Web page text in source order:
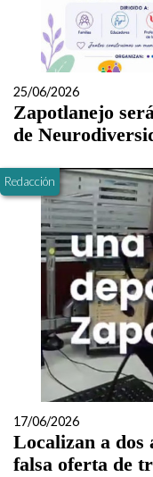
25/06/2026
Zapotlanejo
de
Redacción
17/06/2026
Localizan a dos
falsa oferta de